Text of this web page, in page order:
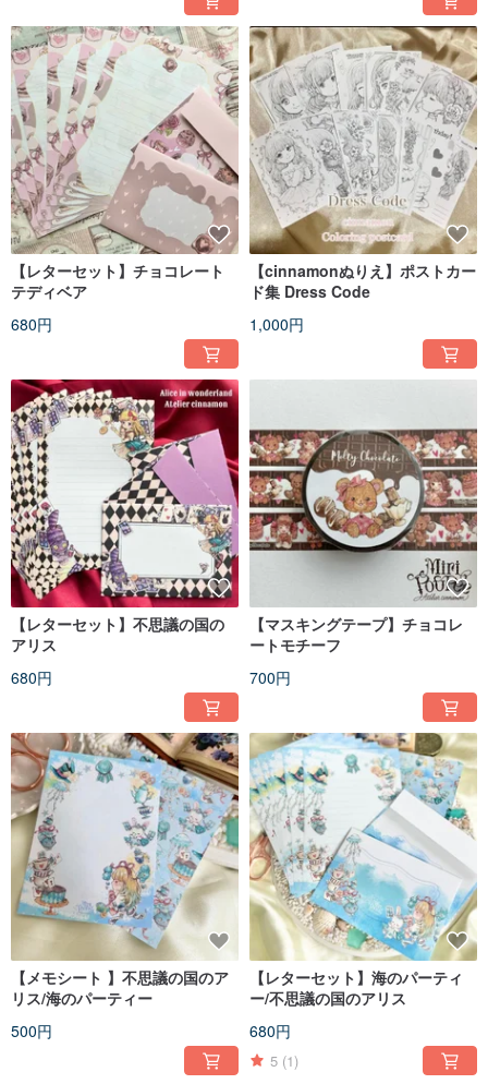
【レターセット】チョコレート
テディベア
680円
【cinnamonぬりえ】ポストカー
ド集 Dress Code
1,000円
【レターセット】不思議の国の
アリス
680円
【マスキングテープ】チョコレ
ートモチーフ
700円
【メモシート 】不思議の国のア
リス/海のパーティー
500円
【レターセット】海のパーティ
ー/不思議の国のアリス
680円
5 (1)